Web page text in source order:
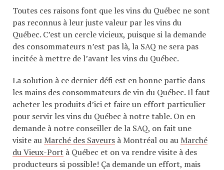
Toutes ces raisons font que les vins du Québec ne sont
pas reconnus à leur juste valeur par les vins du
Québec. C’est un cercle vicieux, puisque si la demande
des consommateurs n’est pas là, la SAQ ne sera pas
incitée à mettre de l’avant les vins du Québec.
La solution à ce dernier défi est en bonne partie dans
les mains des consommateurs de vin du Québec. Il faut
acheter les produits d’ici et faire un effort particulier
pour servir les vins du Québec à notre table. On en
demande à notre conseiller de la SAQ, on fait une
visite auMarché des Saveurs à Montréal ou auMarché
du Vieux-Port à Québec et on va rendre visite à des
producteurs si possible! Ça demande un effort, mais